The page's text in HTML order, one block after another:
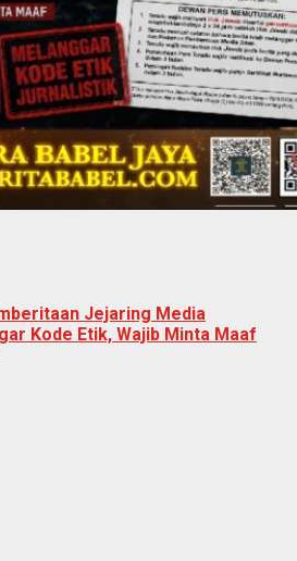
Jejaring Media
Kode Etik, Wajib Minta Maaf